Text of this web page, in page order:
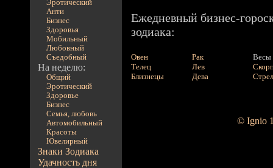
Эротический
Анти
Бизнес
Здоровья
Мобильный
Любовный
Съедобный
На неделю:
Общий
Эротический
Здоровье
Бизнес
Семья, любовь
Автомобильный
Красоты
Ювелирный
Знаки Зодиака
Удачность дня
Ежедневный бизнес-
зодиака:
Овен
Телец
Близнецы
Рак
Лев
Дева
Весы
© Ignio